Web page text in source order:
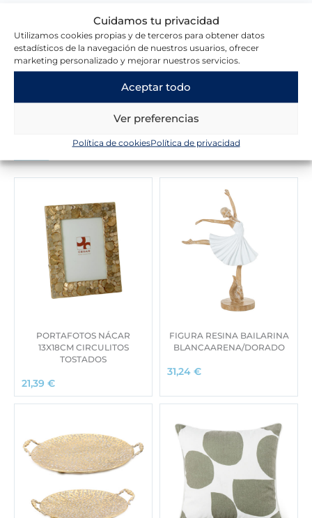
Cuidamos tu privacidad
Utilizamos cookies propias y de terceros para obtener datos
estadísticos de la navegación de nuestros usuarios, ofrecer
marketing personalizado y mejorar nuestros servicios.
Aceptar todo
Ver preferencias
Política de cookiesPolítica de privacidad
Escribir una reseña
Novedades en la tienda
PORTAFOTOS NÁCAR
13X18CM CIRCULITOS
TOSTADOS
21,39 €
FIGURA RESINA BAILARINA
BLANCAARENA/DORADO
31,24 €